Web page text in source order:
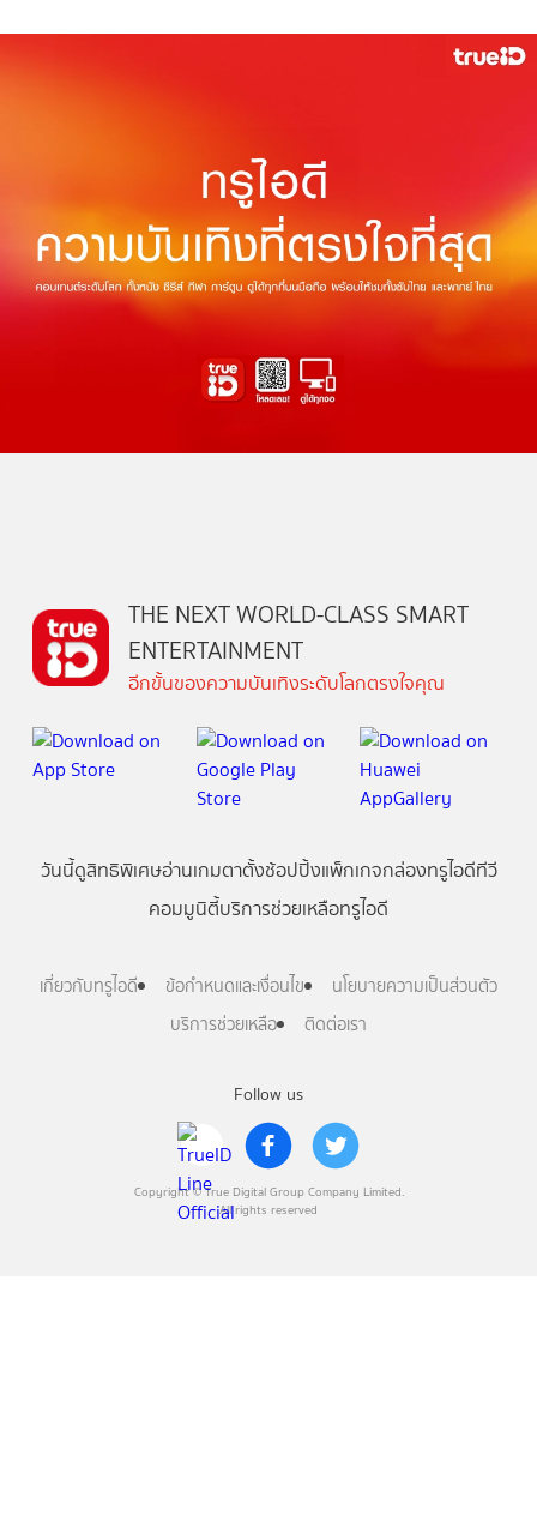
Follow us
Copyright © True Digital Group Company Limited.
All rights reserved
THE NEXT WORLD-CLASS SMART
ENTERTAINMENT
อีกขั้นของความบันเทิงระดับโลกตรงใจคุณ
วันนี้ดูสิทธิพิเศษอ่านเกมตาตั้งช้อปปิ้งแพ็กเกจกล่องทรูไอดีทีวี
คอมมูนิตี้บริการช่วยเหลือทรูไอดี
เกี่ยวกับทรูไอดี ข้อกำหนดและเงื่อนไข
นโยบายความเป็นส่วนตัว
บริการช่วยเหลือ
ติดต่อเรา